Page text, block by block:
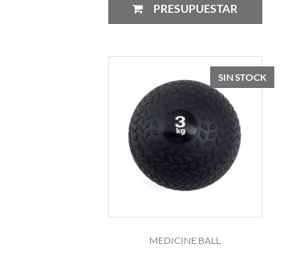
PRESUPUESTAR
SIN STOCK
MEDICINE BALL